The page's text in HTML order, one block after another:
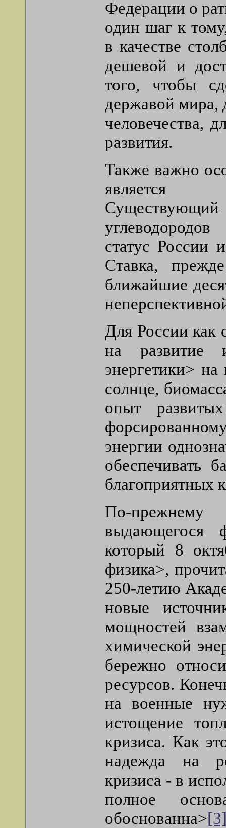
Федерации о
один шаг к
в качестве
дешевой и
того, чтобы
державой мира,
человечества,
развития.
Также важно
является
статус России
Ставка,
ближайшие
Для России как
на развитие
энергетики> на
солнце,
опыт
энергии
обеспечивать
благоприятных
По-
выдающегося
который 8
физика>,
250-летию
новые
мощностей
химической
бережно
ресурсов.
на военные
истощение
кризиса. Как
надежда на
кризиса - в
полное
обоснованна>